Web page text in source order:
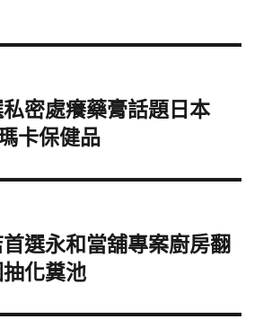
密處癢藥膏話題日本
卡保健品
選永和當舖專案廚房翻
化糞池